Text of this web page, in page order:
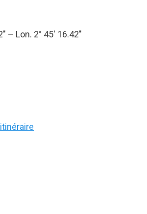
– Lon. 2° 45′ 16.42″